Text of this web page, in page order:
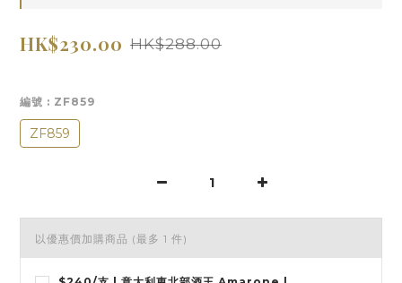
HK$230.00 HK$288.00
編號 : ZF859
ZF859
以優惠價加購商品 (最多 1 件)